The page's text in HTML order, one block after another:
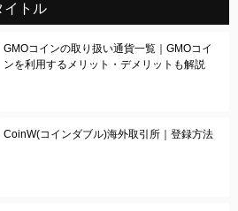
イトル
GMOコインの取り扱い通貨一覧｜GMOコイ
ンを利用するメリット・デメリットも解説
CoinW(コインダブル)海外取引所｜登録方法